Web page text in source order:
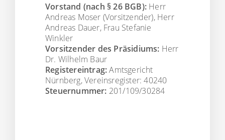
Vorstand (nach § 26 BGB): Herr
Andreas Moser (Vorsitzender), Herr
Andreas Dauer, Frau Stefanie
Winkler
Vorsitzender des Präsidiums: Herr
Dr. Wilhelm Baur
Registereintrag:Amtsgericht
Nürnberg, Vereinsregister: 40240
Steuernummer: 201/109/30284